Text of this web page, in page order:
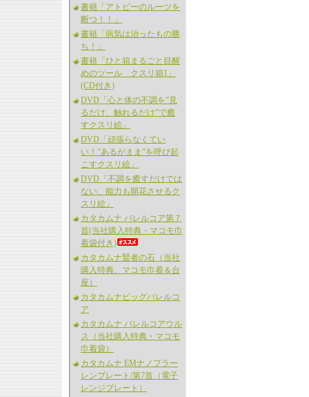
書籍「アトピーのルーツを
断つ！！」
書籍「病気は治ったもの勝
ち！」
書籍「ひと箱まるごと目醒
めのツール クスリ箱1」
(CD付き)
DVD「心と体の不調を”見
るだけ、触れるだけ”で癒
すクスリ絵」
DVD「頑張らなくてい
い！”あるがまま”を呼び起
こすクスリ絵」
DVD「不調を癒すだけでは
ない、能力も開花させるク
スリ絵」
カタカムナ バレルコア第７
首(当社購入特典・マコモ巾
着袋付き)
カタカムナ賢者の石（当社
購入特典、マコモ巾着＆台
座）
カタカムナビッグバレルコ
ア
カタカムナ バレルコアウル
ス（当社購入特典・マコモ
巾着袋）
カタカムナ EMナノフラー
レンプレート/第7首（電子
レンジプレート）